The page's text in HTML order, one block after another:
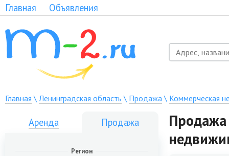
Главная Объявления
Главная \ Ленинградская область \ Продажа\ Коммерческая
Аренда Продажа
Регион
Продажа